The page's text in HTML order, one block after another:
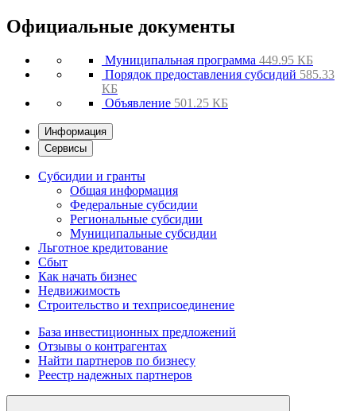
Официальные документы
Муниципальная программа 449.95 КБ
Порядок предоставления субсидий 585.33
КБ
Объявление 501.25 КБ
Информация
Сервисы
Субсидии и гранты
Общая информация
Федеральные субсидии
Региональные субсидии
Муниципальные субсидии
Льготное кредитование
Сбыт
Как начать бизнес
Недвижимость
Строительство и техприсоединение
База инвестиционных предложений
Отзывы о контрагентах
Найти партнеров по бизнесу
Реестр надежных партнеров